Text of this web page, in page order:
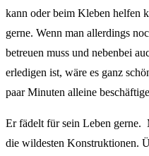
kann oder beim Kleben helfen
gerne. Wenn man allerdings
betreuen muss und nebenbei
erledigen ist, wäre es ganz
paar Minuten alleine
Er fädelt für sein Leben gerne.
die wildesten Konstruktionen.